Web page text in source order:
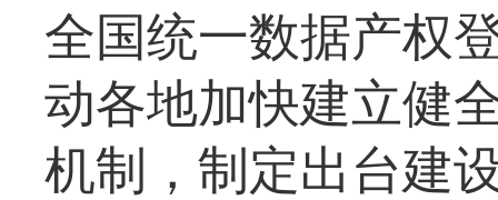
全国统一数据产权
动各地加快建立健
机制，制定出台建